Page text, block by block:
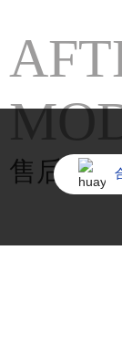
售后方式